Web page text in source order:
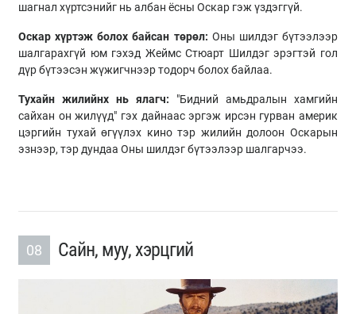
шагнал хүртсэнийг нь албан ёсны Оскар гэж үздэггүй.
Оскар хүртэж болох байсан төрөл: Оны шилдэг бүтээлээр
шалгарахгүй юм гэхэд Жеймс Стюарт Шилдэг эрэгтэй гол
дүр бүтээсэн жүжигчнээр тодорч болох байлаа.
Тухайн жилийнх нь ялагч: "Бидний амьдралын хамгийн
сайхан он жилүүд" гэх дайнаас эргэж ирсэн гурван америк
цэргийн тухай өгүүлэх кино тэр жилийн долоон Оскарын
эзнээр, тэр дундаа Оны шилдэг бүтээлээр шалгарчээ.
08 Сайн, муу, хэрцгий